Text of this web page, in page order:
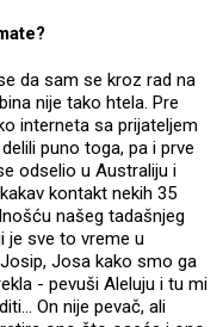
da sam se kroz rad na
nije tako htela. Pre
interneta sa prijateljem
puno toga, pa i prve
odselio u Australiju i
kontakt nekih 35
našeg tadašnjeg
je sve to vreme u
Josa kako smo ga
- pevuši Aleluju i tu mi
On nije pevač, ali